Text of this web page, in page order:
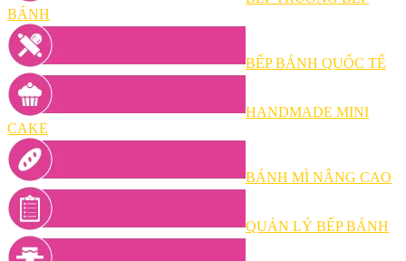
BÁNH
BẾP BÁNH QUỐC TẾ
HANDMADE MINI
CAKE
BÁNH MÌ NÂNG CAO
QUẢN LÝ BẾP BÁNH